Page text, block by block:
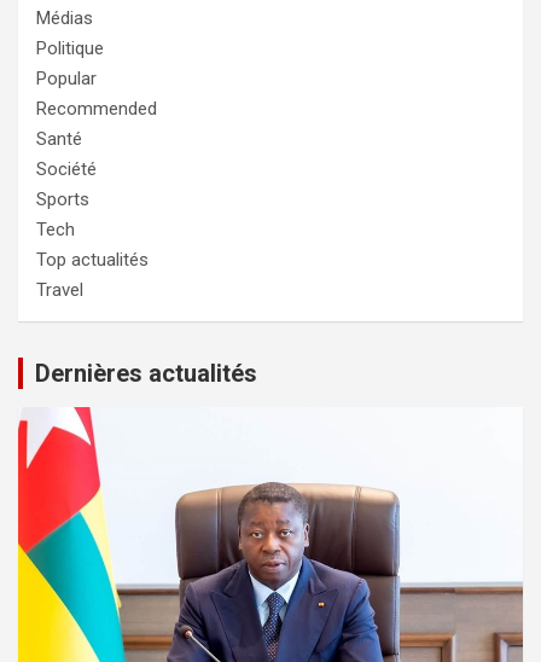
Médias
Politique
Popular
Recommended
Santé
Société
Sports
Tech
Top actualités
Travel
Dernières actualités